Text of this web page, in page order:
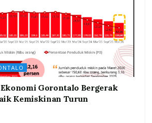
Gorontalo Bergerak
Kemiskinan Turun